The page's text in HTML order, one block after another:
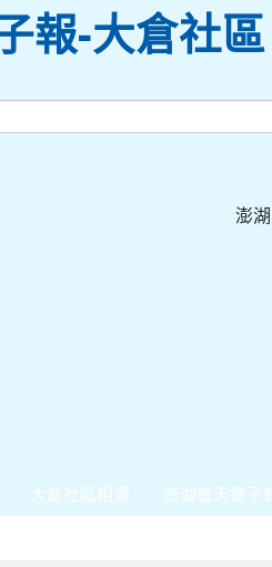
報-大倉社區
澎
大倉社區相簿 澎湖每天電子